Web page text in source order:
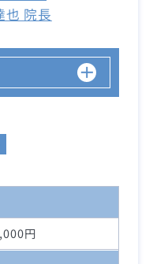
也 院長
円